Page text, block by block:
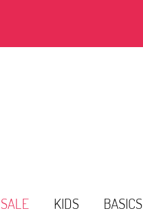
SALE KIDS BASICS